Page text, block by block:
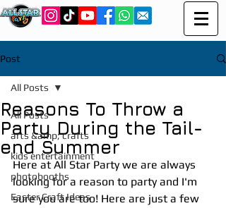
Post
All Posts
arts &amp; crafts
kids entertainment
photobooths
Easter Craft Ideas
All Posts
Reasons To Throw a
Party During the Tail-
end Summer
Here at All Star Party we are always
looking for a reason to party and I'm
sure you are too! Here are just a few